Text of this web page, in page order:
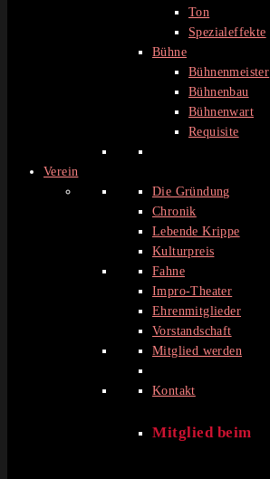
Ton
Spezialeffekte
Bühne
Bühnenmeister
Bühnenbau
Bühnenwart
Requisite
Verein
Die Gründung
Chronik
Lebende Krippe
Kulturpreis
Fahne
Impro-Theater
Ehrenmitglieder
Vorstandschaft
Mitglied werden
Kontakt
Mitglied beim